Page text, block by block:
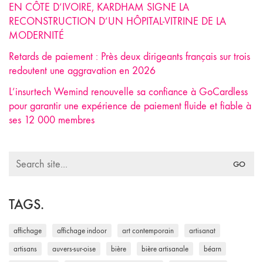
EN CÔTE D’IVOIRE, KARDHAM SIGNE LA
RECONSTRUCTION D’UN HÔPITAL-VITRINE DE LA
MODERNITÉ
Retards de paiement : Près deux dirigeants français sur trois
redoutent une aggravation en 2026
L’insurtech Wemind renouvelle sa confiance à GoCardless
pour garantir une expérience de paiement fluide et fiable à
ses 12 000 membres
Search
TAGS.
affichage affichage indoor art contemporain artisanat
artisans auvers-sur-oise bière bière artisanale béarn